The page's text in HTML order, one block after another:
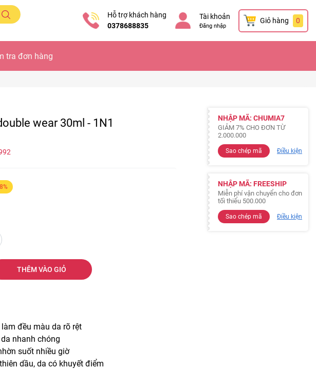
Hỗ trợ khách hàng
0378688835
Tài khoản
Đăng nhập
Giỏ hàng 0
tra đơn hàng
wear 30ml - 1N1
THÊM VÀO GIỎ
đều màu da rõ rệt
nhanh chóng
suốt nhiều giờ
dầu, da có khuyết điểm
NHẬP MÃ: CHUMIA7
GIẢM 7% CHO ĐƠN TỪ
2.000.000
Sao chép mã Điều kiện
NHẬP MÃ: FREESHIP
Miễn phí vận chuyển cho đơn
tối thiểu 500.000
Sao chép mã Điều kiện